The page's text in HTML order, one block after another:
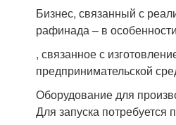
Бизнес, связанный с
рафинада – в
, связанное с
предпринимательской
Оборудование для
Для запуска потребуется